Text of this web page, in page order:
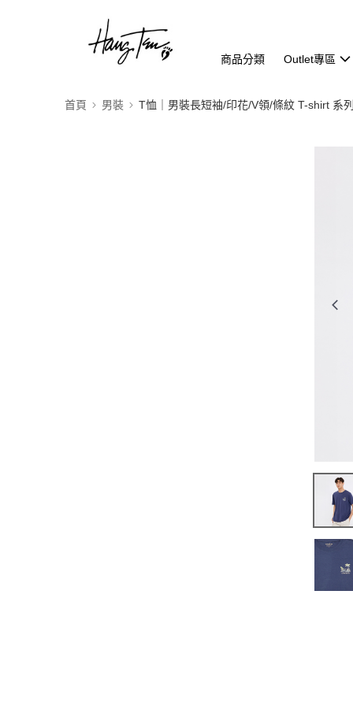
商品分類 Outlet專區
首頁 男裝 T恤｜男裝長短袖/印花/V領/條紋 T-shirt 系